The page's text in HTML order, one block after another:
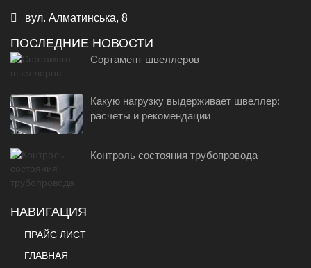
вул. Алматинська, 8
ПОСЛЕДНИЕ НОВОСТИ
Сортамент швеллеров
Какую нагрузку выдерживает швеллер:
расчеты и рекомендации
Контроль состояния трубопровода
НАВИГАЦИЯ
ПРАЙС ЛИСТ
ГЛАВНАЯ